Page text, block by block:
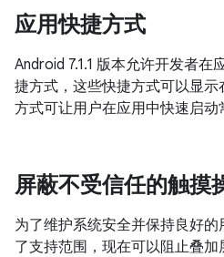
应用快捷方式
Android 7.1.1 版本允许开发者
捷方式，这些快捷方式可以显
方式可让用户在应用中快速启动
屏蔽不受信任的触摸
为了维护系统安全并保持良好
了支持范围，现在可以阻止叠